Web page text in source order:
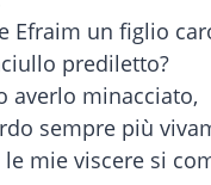
Efraim un figlio
prediletto?
averlo minacciato,
sempre più
le mie viscere si